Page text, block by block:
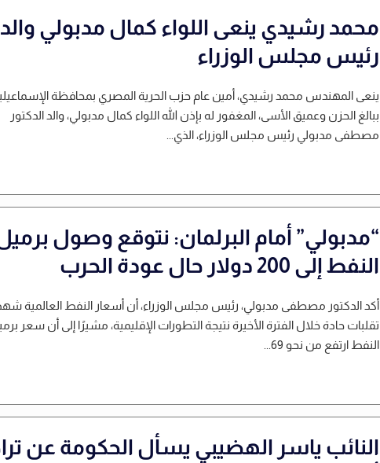
محمد رشيدي ينعى اللواء كمال مدبولي والد
رئيس مجلس الوزراء
ينعى المهندس محمد رشيدي، أمين عام حزب الحرية المصري بمحافظة
ببالغ الحزن وعميق الأسى، المغفور له بإذن الله اللواء كمال مدبولي، والد الدكتور
مصطفى مدبولي رئيس مجلس الوزراء، الذي...
“مدبولي” أمام البرلمان: نتوقع وصول
النفط إلى 200 دولار حال عودة الحرب
أكد الدكتور مصطفى مدبولي، رئيس مجلس الوزراء، أن أسعار النفط العالمية
تقلبات حادة خلال الفترة الأخيرة نتيجة التطورات الإقليمية، مشيرًا إلى أن سعر
النفط ارتفع من نحو 69...
النائب ياسر الهضيبي يسأل الحكومة عن